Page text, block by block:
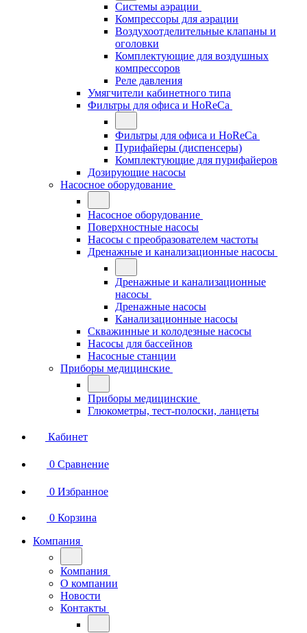
Системы аэрации
Компрессоры для аэрации
Воздухоотделительные клапаны и
оголовки
Комплектующие для воздушных
компрессоров
Реле давления
Умягчители кабинетного типа
Фильтры для офиса и HoReCa
Фильтры для офиса и HoReCa
Пурифайеры (диспенсеры)
Комплектующие для пурифайеров
Дозирующие насосы
Насосное оборудование
Насосное оборудование
Поверхностные насосы
Насосы с преобразователем частоты
Дренажные и канализационные насосы
Дренажные и канализационные
насосы
Дренажные насосы
Канализационные насосы
Скважинные и колодезные насосы
Насосы для бассейнов
Насосные станции
Приборы медицинские
Приборы медицинские
Глюкометры, тест-полоски, ланцеты
Кабинет
0 Сравнение
0 Избранное
0 Корзина
Компания
Компания
О компании
Новости
Контакты